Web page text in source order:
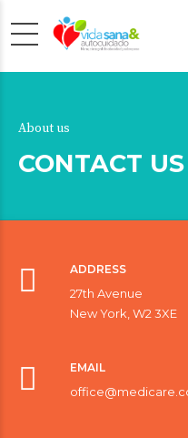
About us
CONTACT US
ADDRESS
27th Avenue
New York, W2 3XE
EMAIL